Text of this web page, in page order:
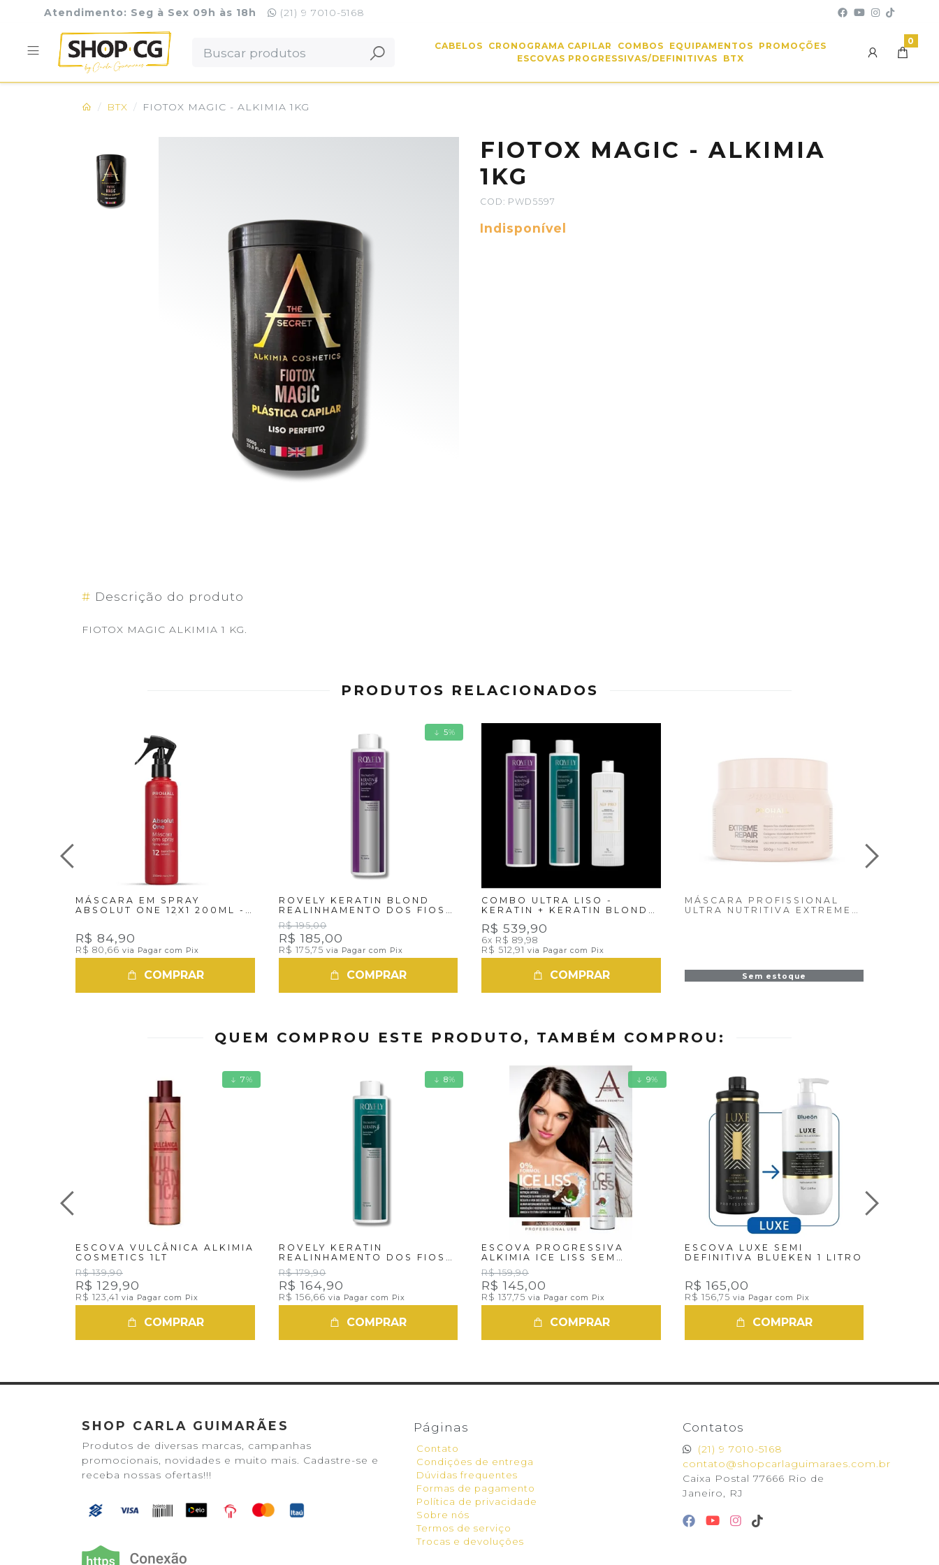
Atendimento: Seg à Sex 09h às 18h (21) 9 7010-5168
0
CABELOS CRONOGRAMA CAPILAR COMBOS EQUIPAMENTOS
PROMOÇÕES
ESCOVAS PROGRESSIVAS/DEFINITIVAS
BTX
BTX FIOTOX MAGIC - ALKIMIA 1KG
FIOTOX MAGIC - ALKIMIA
1KG
COD: PWD5597
Indisponível
# Descrição do produto
FIOTOX MAGIC ALKIMIA 1 KG.
PRODUTOS RELACIONADOS
MÁSCARA EM SPRAY
ABSOLUT ONE 12X1 200ML -
R$ 84,90
R$ 80,66 via Pagar com Pix
COMPRAR
5%
ROVELY KERATIN BLOND
REALINHAMENTO DOS FIOS
PARA LOIRAS - 1LT
R$ 195,00
R$ 185,00
R$ 175,75 via Pagar com Pix
COMPRAR
COMBO ULTRA LISO -
KERATIN + KERATIN BLOND
LUVORA - 3X1 LT
R$ 539,90
6x R$ 89,98
R$ 512,91 via Pagar com Pix
COMPRAR
MÁSCARA PROFISSIONAL
ULTRA NUTRITIVA EXTREME
Sem estoque
QUEM COMPROU ESTE PRODUTO, TAMBÉM COMPROU:
7%
ESCOVA VULCÂNICA ALKIMIA
COSMETICS 1LT
R$ 139,90
R$ 129,90
R$ 123,41 via Pagar com Pix
COMPRAR
8%
ROVELY KERATIN
REALINHAMENTO DOS FIOS
1LT
R$ 179,90
R$ 164,90
R$ 156,66 via Pagar com Pix
COMPRAR
9%
ESCOVA PROGRESSIVA
ALKIMIA ICE LISS SEM
FORMOL 1000ML
R$ 159,90
R$ 145,00
R$ 137,75 via Pagar com Pix
COMPRAR
ESCOVA LUXE SEMI
DEFINITIVA BLUEKEN 1 LITRO
R$ 165,00
R$ 156,75 via Pagar com Pix
COMPRAR
Contatos
(21) 9 7010-5168
contato@shopcarlaguimaraes.com.br
Caixa Postal 77666 Rio de
Janeiro, RJ
Páginas
Contato
Condições de entrega
Dúvidas frequentes
Formas de pagamento
Política de privacidade
Sobre nós
Termos de serviço
Trocas e devoluções
SHOP CARLA GUIMARÃES
Produtos de diversas marcas, campanhas
promocionais, novidades e muito mais. Cadastre-se e
receba nossas ofertas!!!